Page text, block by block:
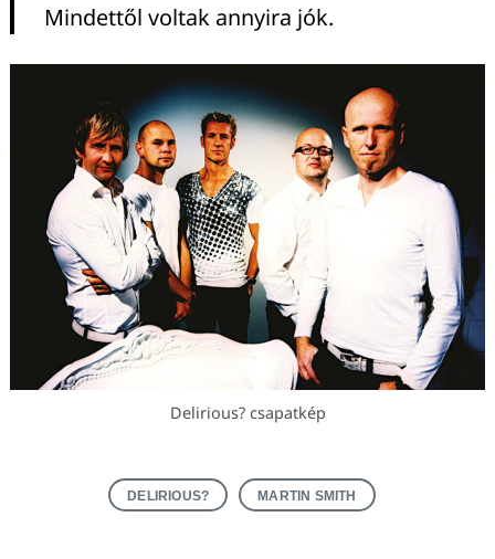
Mindettől voltak annyira jók.
Delirious? csapatkép
DELIRIOUS? MARTIN SMITH